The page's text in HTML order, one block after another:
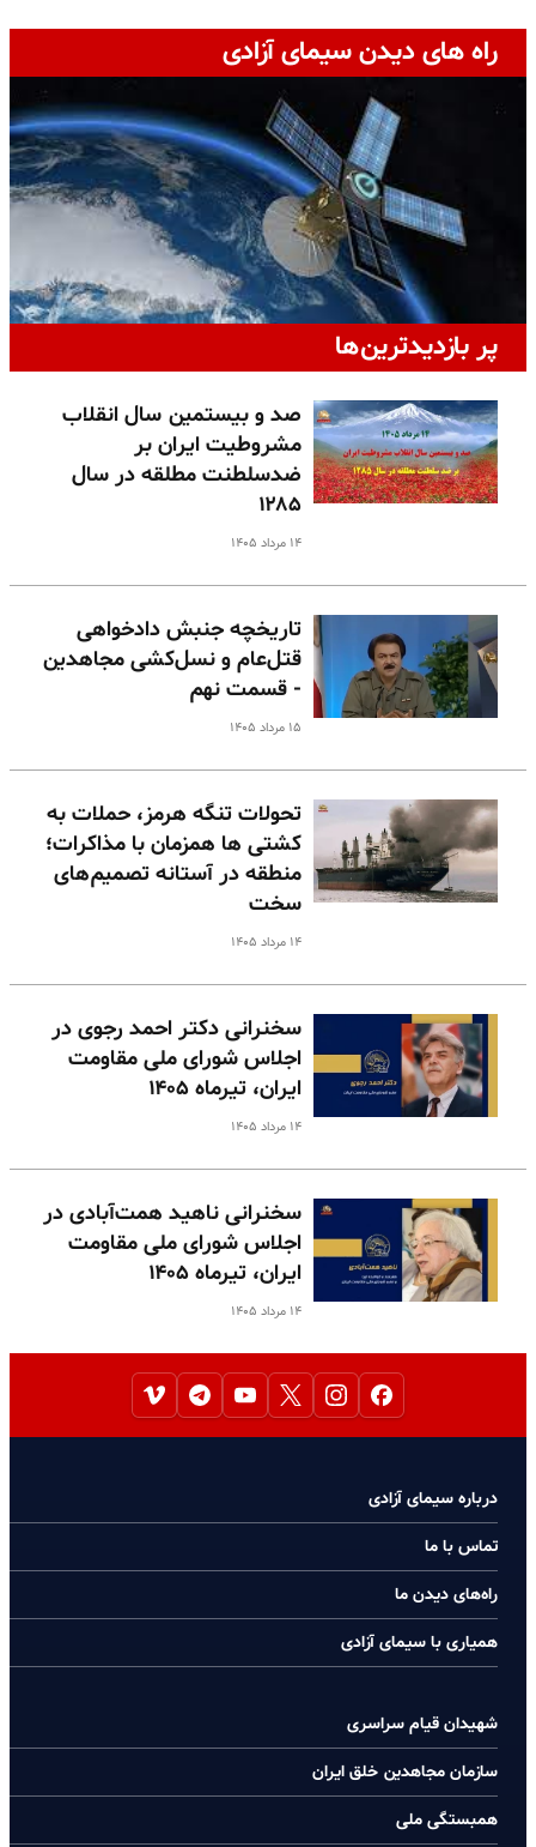
راه های دیدن سیمای آزادی
پر بازدیدترین‌ها
صد و بیستمین سال انقلاب
مشروطیت ایران بر
ضدسلطنت مطلقه در سال
۱۲۸۵
۱۴ مرداد ۱۴۰۵
تاریخچه جنبش دادخواهی
قتل‌عام و نسل‌کشی مجاهدین
- قسمت نهم
۱۵ مرداد ۱۴۰۵
تحولات تنگه هرمز، حملات به
کشتی ها همزمان با مذاکرات؛
منطقه در آستانه تصمیم‌های
سخت
۱۴ مرداد ۱۴۰۵
سخنرانی دکتر احمد رجوی در
اجلاس شورای ملی مقاومت
ایران، تیرماه ۱۴۰۵
۱۴ مرداد ۱۴۰۵
سخنرانی ناهید همت‌آبادی در
اجلاس شورای ملی مقاومت
ایران، تیرماه ۱۴۰۵
۱۴ مرداد ۱۴۰۵
درباره سیمای آزادی
تماس با ما
راه‌های دیدن ما
همیاری با سیمای آزادی
شهیدان قیام سراسری
سازمان مجاهدین خلق ایران
همبستگی ملی